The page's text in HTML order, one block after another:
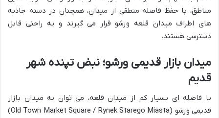
مناطق، با حفظ فاصله منطقی از میدان، همچنان در دسته جاذبه
های اطراف میدان قلعه ورشو قرار می گیرند و به راحتی قابل
دسترسی هستند.
میدان بازار قدیمی ورشو؛ نبض تپنده شهر
قدیم
با فاصله ای بسیار کم از میدان قلعه، می توان به میدان بازار
قدیمی ورشو (Old Town Market Square / Rynek Starego Miasta)